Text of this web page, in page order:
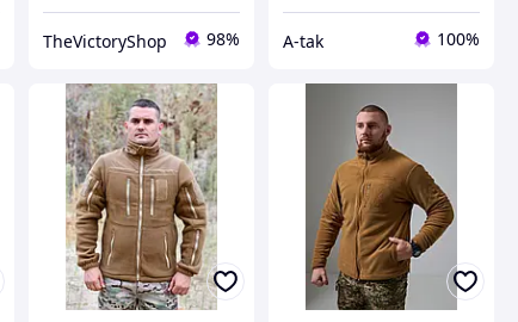
TheVictoryShop 98% A-tak 100%